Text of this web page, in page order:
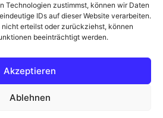
Technologien zustimmst, können wir Daten
IDs auf dieser Website verarbeiten.
nicht erteilst oder zurückziehst, können
beeinträchtigt werden.
Akzeptieren
Ablehnen
21516 Schulendorf
- WordPress Theme von
Hide